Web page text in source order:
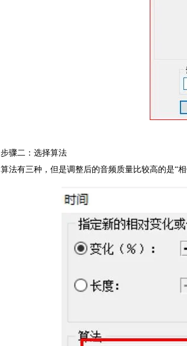
步骤二：选择算法
算法有三种，但是调整后的音频质量比较高的是“